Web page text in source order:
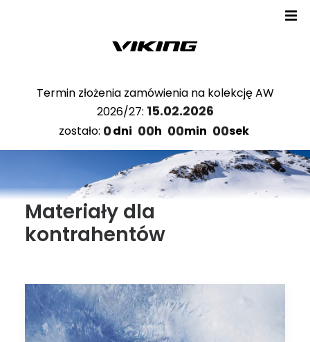
Termin złożenia zamówienia na kolekcję AW
2026/27: 15.02.2026
zostało: 0dni 00h 00min 00sek
Katalogi
Materiały dla
kontrahentów